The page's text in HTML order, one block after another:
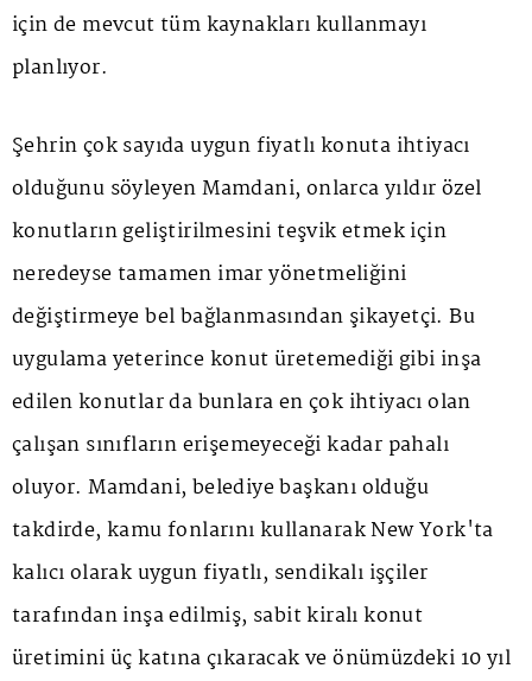
için de mevcut tüm kaynakları kullanmayı
planlıyor.
Şehrin çok sayıda uygun fiyatlı konuta ihtiyacı
olduğunu söyleyen Mamdani, onlarca yıldır özel
konutların geliştirilmesini teşvik etmek için
neredeyse tamamen imar yönetmeliğini
değiştirmeye bel bağlanmasından şikayetçi. Bu
uygulama yeterince konut üretemediği gibi inşa
edilen konutlar da bunlara en çok ihtiyacı olan
çalışan sınıfların erişemeyeceği kadar pahalı
oluyor. Mamdani, belediye başkanı olduğu
takdirde, kamu fonlarını kullanarak New York'ta
kalıcı olarak uygun fiyatlı, sendikalı işçiler
tarafından inşa edilmiş, sabit kiralı konut
üretimini üç katına çıkaracak ve önümüzdeki 10 yıl